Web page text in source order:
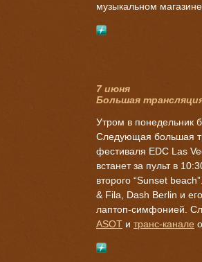
музыкальном
7 июня
Большая
Утром в понедельник
Следующая большая
фестиваля EDC Las
встанет за пульт в
второго “Sunset
& Fila, Dash Berlin и
лаптоп-симфонией.
ASOT и транс-канале